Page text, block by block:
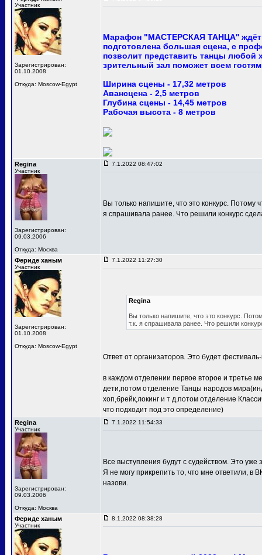
Участник
Зарегистрирован:
01.10.2008
Откуда: Moscow-Egypt
Марафон "МАСТЕРСКАЯ ТАНЦА'' ждёт
подготовлена большая сцена, с
позволит представить танцы
зрительный зал поможет всем
Ширина сцены - 17,32 метров
Авансцена - 2,5 метров
Глубина сцены - 14,45 метров
Рабочая высота - 8 метров
Regina
Участник
Зарегистрирован:
09.03.2006
Откуда: Москва
7.1.2022 08:47:02
Вы только напишите, что это конкурс. Потому
я спрашивала ранее. Что решили конкурс
Фериде ханым
Участник
Зарегистрирован:
01.10.2008
Откуда: Moscow-Egypt
7.1.2022 11:27:30
Regina
Вы только напишите, что это конкурс.
т.к. я спрашивала ранее. Что решили
Ответ от организаторов. Это будет фестиваль-
в каждом отделении первое второе и третье
дети,потом отделение Танцы народов
хоп,брейк,локинг и т д,потом отделение
что подходит под это определение)
Regina
Участник
Зарегистрирован:
09.03.2006
Откуда: Москва
7.1.2022 11:54:33
Все выступления будут с судейством. Это уже
Я не могу прикрепить то, что мне ответили, в
назови.
Фериде ханым
Участник
8.1.2022 08:38:28